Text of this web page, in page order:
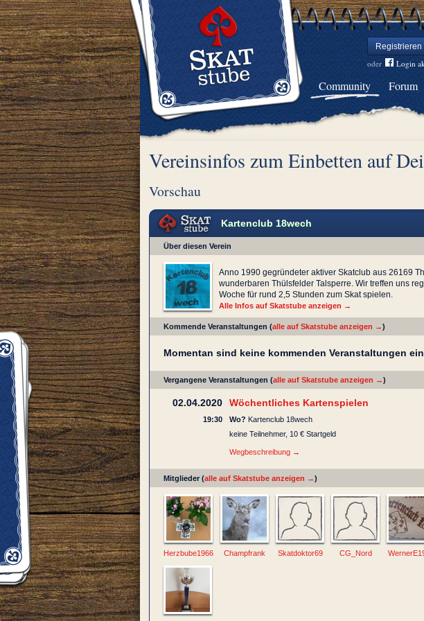
Registrieren
oder Login
Community Forum
Vereinsinfos zum Einbetten auf
Vorschau
Kartenclub 18wech
Über diesen Verein
Anno 1990 gegründeter aktiver Skatclub aus 26169
wunderbaren Thülsfelder Talsperre. Wir treffen uns
Woche für rund 2,5 Stunden zum Skat spielen.
Alle Infos auf Skatstube anzeigen →
Kommende Veranstaltungen (alle auf Skatstube anzeigen →)
Momentan sind keine kommenden Veranstaltungen
Vergangene Veranstaltungen (alle auf Skatstube anzeigen →)
02.04.2020
19:30
Wöchentliches Kartenspielen
Wo? Kartenclub 18wech
keine Teilnehmer, 10 € Startgeld
Wegbeschreibung →
Mitglieder (alle auf Skatstube anzeigen →)
Herzbube1966 Champfrank Skatdoktor69 CG_Nord